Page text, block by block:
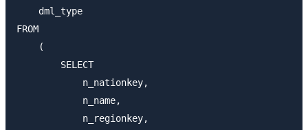
    dml_type
FROM
    (
        SELECT
            n_nationkey,
            n_name,
            n_regionkey,